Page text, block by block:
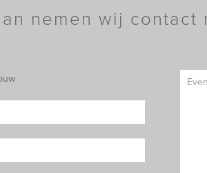
nemen wij contact